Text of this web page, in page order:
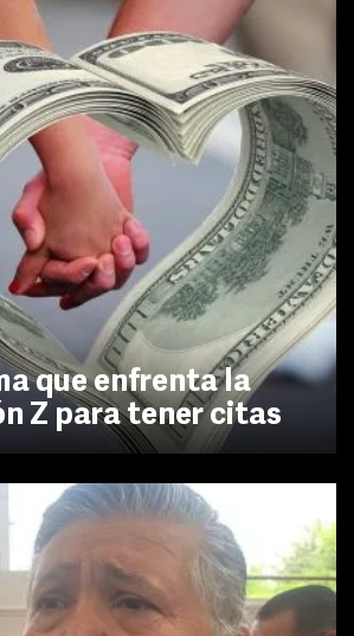
que enfrenta la
Z para tener citas